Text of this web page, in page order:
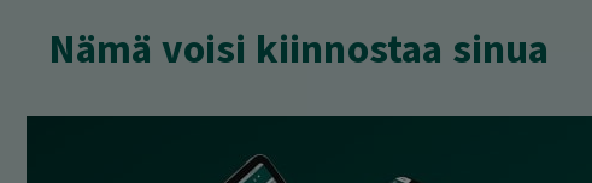
Nämä voisi kiinnostaa sinua